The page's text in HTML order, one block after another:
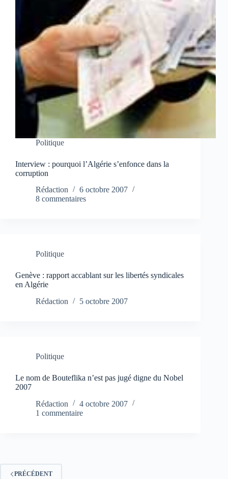
Politique
Interview : pourquoi l’Algérie s’enfonce dans la
corruption
Rédaction
6 octobre 2007
8 commentaires
Politique
Genève : rapport accablant sur les libertés syndicales
en Algérie
Rédaction
5 octobre 2007
Politique
Le nom de Bouteflika n’est pas jugé digne du Nobel
2007
Rédaction
4 octobre 2007
1 commentaire
PRÉCÉDENT